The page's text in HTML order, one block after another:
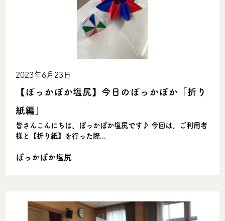
2023年6月23日
【ぽっかぽか塩尻】今日のぽっかぽか「折り
紙編」
皆さんこんにちは、ぽっかぽか塩尻です♪ 今回は、ご利用者
様と【折り紙】を行った際...
ぽっかぽか塩尻